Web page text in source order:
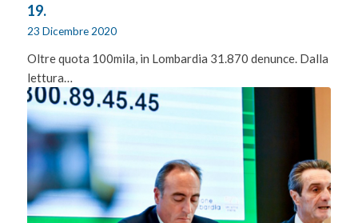
19.
23 Dicembre 2020
Oltre quota 100mila, in Lombardia 31.870 denunce. Dalla
lettura…